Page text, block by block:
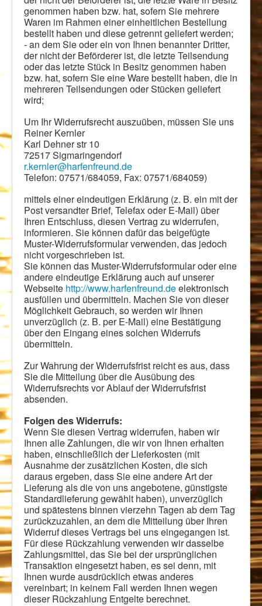
genommen haben bzw. hat, sofern Sie mehrere
Waren im Rahmen einer einheitlichen Bestellung
bestellt haben und diese getrennt geliefert werden;
- an dem Sie oder ein von Ihnen benannter Dritter,
der nicht der Beförderer ist, die letzte Teilsendung
oder das letzte Stück in Besitz genommen haben
bzw. hat, sofern Sie eine Ware bestellt haben, die in
mehreren Teilsendungen oder Stücken geliefert
wird;
Um Ihr Widerrufsrecht auszuüben, müssen Sie uns
Reiner Kernler
Karl Dehner str 10
72517 Sigmaringendorf
r.kernler@harfenfreund.de
Telefon: 07571/684059, Fax: 07571/684059)
mittels einer eindeutigen Erklärung (z. B. ein mit der
Post versandter Brief, Telefax oder E-Mail) über
Ihren Entschluss, diesen Vertrag zu widerrufen,
informieren. Sie können dafür das beigefügte
Muster-Widerrufsformular verwenden, das jedoch
nicht vorgeschrieben ist.
Sie können das Muster-Widerrufsformular oder eine
andere eindeutige Erklärung auch auf unserer
Webseite http://www.harfenfreund.deelektronisch
ausfüllen und übermitteln. Machen Sie von dieser
Möglichkeit Gebrauch, so werden wir Ihnen
unverzüglich (z. B. per E-Mail) eine Bestätigung
über den Eingang eines solchen Widerrufs
übermitteln.
Zur Wahrung der Widerrufsfrist reicht es aus, dass
Sie die Mitteilung über die Ausübung des
Widerrufsrechts vor Ablauf der Widerrufsfrist
absenden.
Folgen des Widerrufs:
Wenn Sie diesen Vertrag widerrufen, haben wir
Ihnen alle Zahlungen, die wir von Ihnen erhalten
haben, einschließlich der Lieferkosten (mit
Ausnahme der zusätzlichen Kosten, die sich
daraus ergeben, dass Sie eine andere Art der
Lieferung als die von uns angebotene, günstigste
Standardlieferung gewählt haben), unverzüglich
und spätestens binnen vierzehn Tagen ab dem Tag
zurückzuzahlen, an dem die Mitteilung über Ihren
Widerruf dieses Vertrags bei uns eingegangen ist.
Für diese Rückzahlung verwenden wir dasselbe
Zahlungsmittel, das Sie bei der ursprünglichen
Transaktion eingesetzt haben, es sei denn, mit
Ihnen wurde ausdrücklich etwas anderes
vereinbart; in keinem Fall werden Ihnen wegen
dieser Rückzahlung Entgelte berechnet.